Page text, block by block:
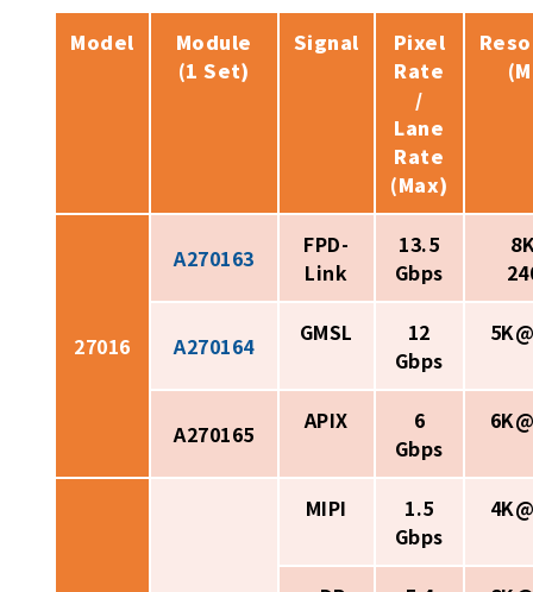
Model
Module
(1 Set)
Signal
Pixel
Rate
/
Lane
Rate
(Max)
27016
A270163
FPD-
Link
13.5
Gbps
A270164 GMSL
12
Gbps
A270165 APIX
6
Gbps
MIPI
1.5
Gbps